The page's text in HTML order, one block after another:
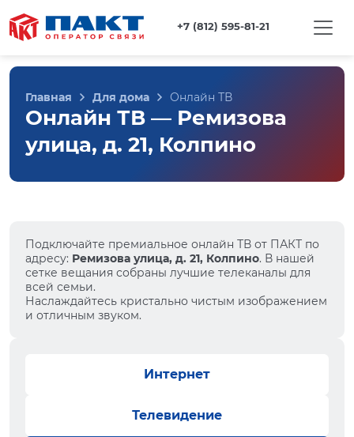
+7 (812) 595-81-21
Главная Для дома Онлайн ТВ
Онлайн ТВ — Ремизова
улица, д. 21, Колпино
Подключайте премиальное онлайн ТВ от ПАКТ по
адресу: Ремизова улица, д. 21, Колпино. В нашей
сетке вещания собраны лучшие телеканалы для
всей семьи.
Наслаждайтесь кристально чистым изображением
и отличным звуком.
Интернет
Телевидение